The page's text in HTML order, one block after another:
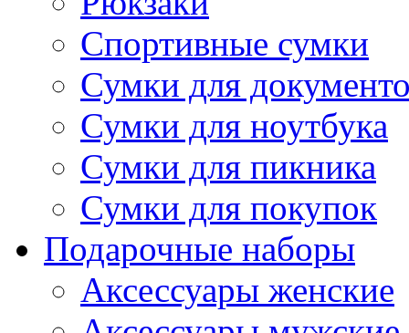
Спортивные сумки
Сумки для
Сумки для ноутбука
Сумки для пикника
Сумки для покупок
Подарочные наборы
Аксессуары женские